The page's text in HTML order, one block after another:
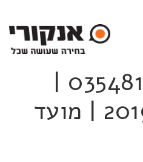
מתמטיקה | 035481 |
804 | קיץ 2019 | מועד